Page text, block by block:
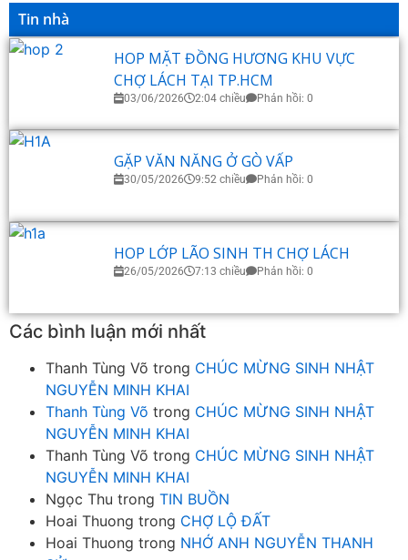
Tin nhà
HOP MẶT ĐỒNG HƯƠNG KHU VỰC
CHỢ LÁCH TẠI TP.HCM
03/06/2026 2:04 chiều Phản hồi: 0
GẶP VĂN NĂNG Ở GÒ VẤP
30/05/2026 9:52 chiều Phản hồi: 0
HOP LỚP LÃO SINH TH CHỢ LÁCH
26/05/2026 7:13 chiều Phản hồi: 0
Các bình luận mới nhất
Thanh Tùng Võ trong CHÚC MỪNG SINH NHẬT
NGUYỄN MINH KHAI
Thanh Tùng Võ trong CHÚC MỪNG SINH NHẬT
NGUYỄN MINH KHAI
Thanh Tùng Võ trong CHÚC MỪNG SINH NHẬT
NGUYỄN MINH KHAI
Ngọc Thu trong TIN BUỒN
Hoai Thuong trong CHỢ LỘ ĐẤT
Hoai Thuong trong NHỚ ANH NGUYỄN THANH